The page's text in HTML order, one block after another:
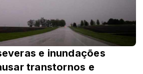
e inundações
transtornos e